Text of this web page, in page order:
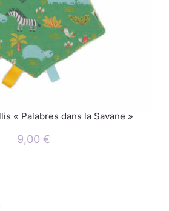
« Palabres dans la Savane »
9,00 €